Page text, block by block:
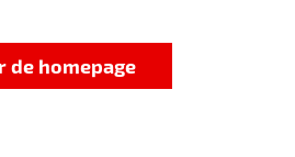
de homepage